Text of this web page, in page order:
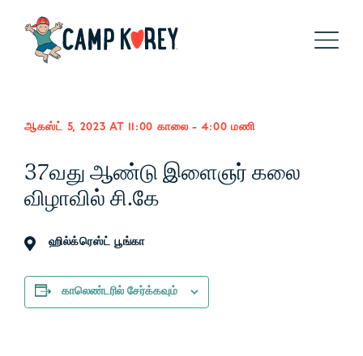
ஆகஸ்ட் 5, 2023 AT 11:00 காலை-4:00 மணி
37வது ஆண்டு இளைஞர் கலை
விழாவில் சி.கே
ஹில்க்ரெஸ்ட் பூங்கா
காலெண்டரில் சேர்க்கவும்